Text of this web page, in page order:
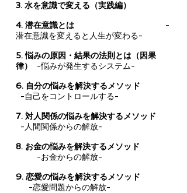
3. 水を意識で変える（実践編）
4. 潜在意識とは
-
潜在意識を変えると人生が変わる-
5. 悩みの原因・結果の法則とは（因果
律）
-悩みが発生するシステム-
6. 自分の悩みを解決するメソッド
-自己をコントロールする-
7. 対人関係の悩みを解決するメソッド
-人間関係からの解放-
8. お金の悩みを解決するメソッド
-お金からの解放-
9. 恋愛の悩みを解決するメソッド
-恋愛問題からの解放-